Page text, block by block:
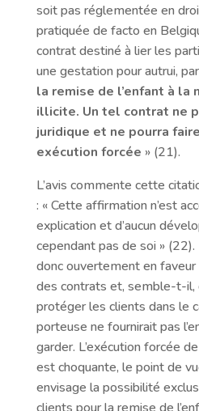
soit pas réglementée en
pratiquée de facto en
contrat destiné à lier les
une gestation pour autrui,
la remise de l’enfant à la
illicite. Un tel contrat ne
juridique et ne pourra
exécution forcée » (21).
L’avis commente cette
: « Cette affirmation n’est
explication et d’aucun
cependant pas de soi »
donc ouvertement en faveur
des contrats et, semble-t-il,
protéger les clients dans le
porteuse ne fournirait pas
garder. L’exécution forcée
est choquante, le point de
envisage la possibilité
clients pour la remise de